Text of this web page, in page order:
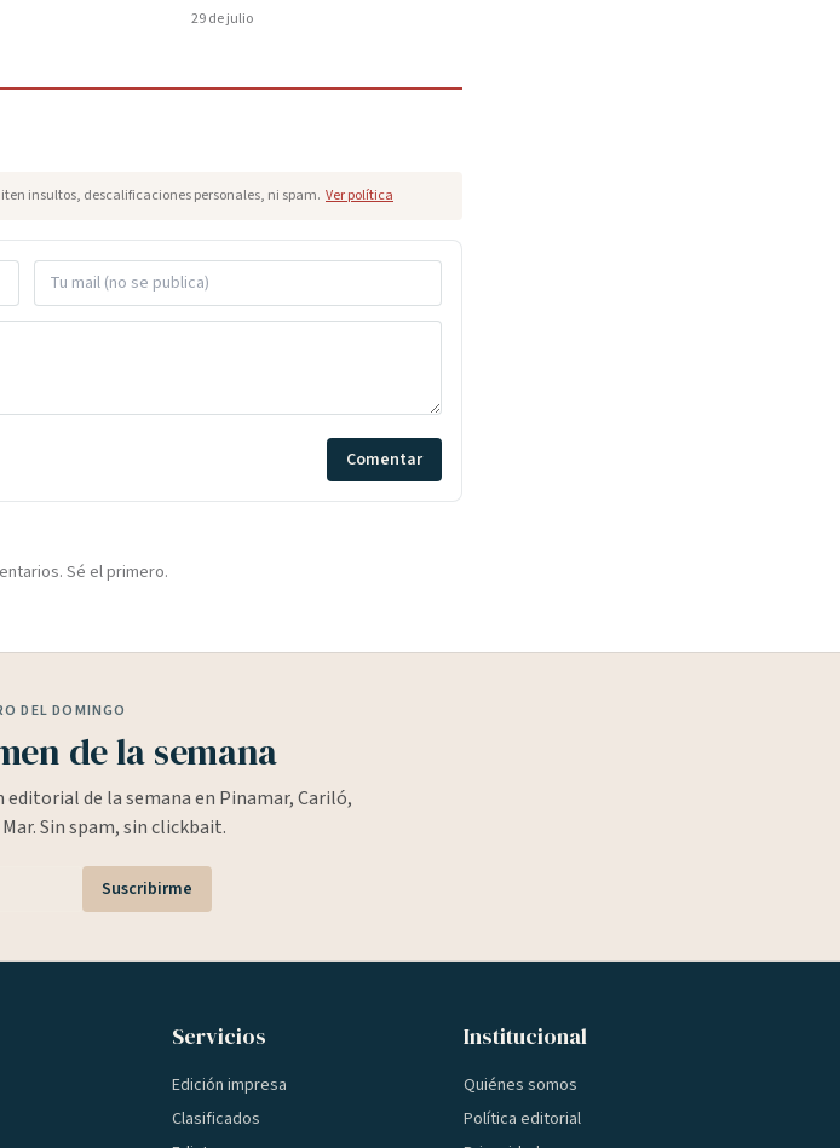
29 de julio
insultos, descalificaciones personales, ni spam. Ver política
Comentar
Sé el primero.
DEL DOMINGO
de la semana
editorial de la semana en Pinamar, Cariló,
Sin spam, sin clickbait.
Suscribirme
Servicios
Edición impresa
Clasificados
Institucional
Quiénes somos
Política editorial